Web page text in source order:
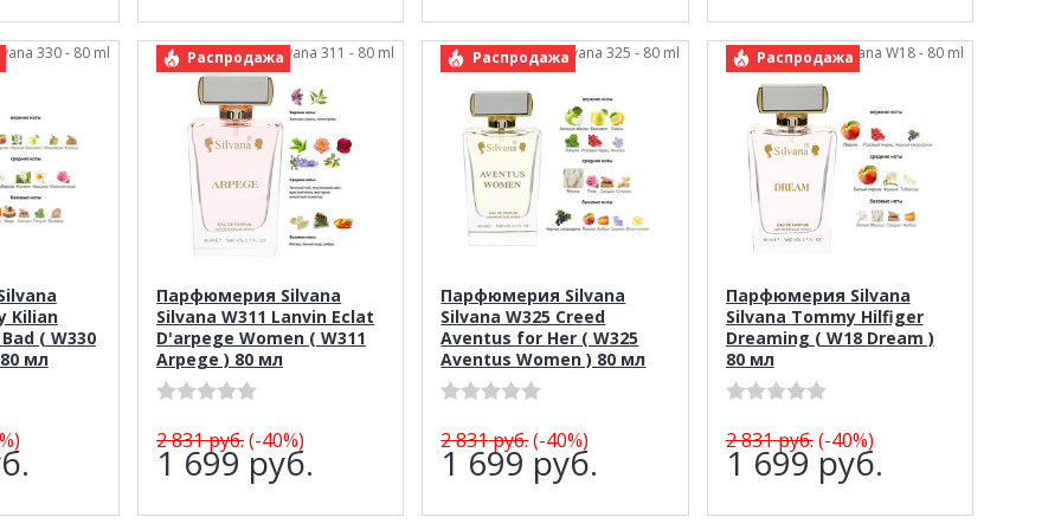
330 - 80 ml
Kilian
( W330
мл
Распродажаарт.: Silvana 311 - 80 ml
Парфюмерия Silvana
Silvana W311 Lanvin Eclat
D'arpege Women ( W311
Arpege ) 80 мл
2 831руб.(-40%)
1 699 руб.
Распродажаарт.: Silvana 325 - 80 ml
Парфюмерия Silvana
Silvana W325 Creed
Aventus for Her ( W325
Aventus Women ) 80 мл
2 831руб.(-40%)
1 699 руб.
Распродажаарт.: Silvana W18 - 80 ml
Парфюмерия Silvana
Silvana Tommy Hilfiger
Dreaming ( W18 Dream )
80 мл
2 831руб.(-40%)
1 699 руб.